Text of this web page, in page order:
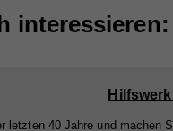
interessieren:
letzten 40 Jahre und machen